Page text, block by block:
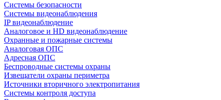
Системы безопасности
Системы видеонаблюдения
IP видеонаблюдение
Аналоговое и HD видеонаблюдение
Охранные и пожарные системы
Аналоговая ОПС
Адресная ОПС
Беспроводные системы охраны
Извещатели охраны периметра
Источники вторичного электропитания
Системы контроля доступа